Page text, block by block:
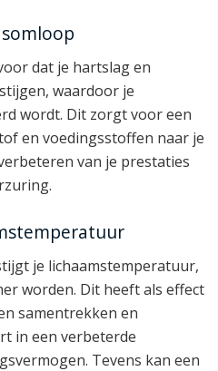
dat je hartslag en
waardoor je
wordt. Dit zorgt voor een
en voedingsstoffen naar je
van je prestaties
je lichaamstemperatuur,
worden. Dit heeft als effect
samentrekken en
in een verbeterde
Tevens kan een